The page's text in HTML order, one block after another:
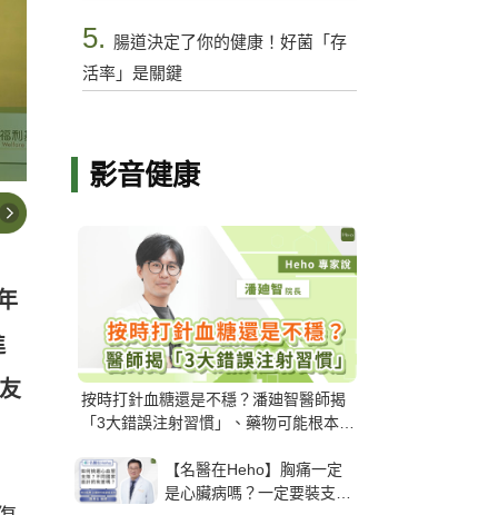
5. 腸道決定了你的健康！好菌「存
活率」是關鍵
影音健康
按時打針血糖還是不穩？潘廸智醫師揭
「3大錯誤注射習慣」、藥物可能根本沒
【名醫在Heho】胸痛一定
是心臟病嗎？一定要裝支